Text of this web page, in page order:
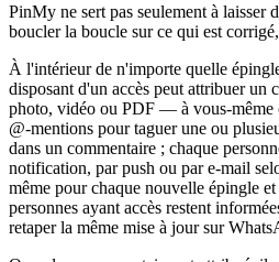
PinMy ne sert pas seulement à
boucler la boucle sur ce qui est
À l'intérieur de n'importe quelle
disposant d'un accès peut attribuer
photo, vidéo ou PDF — à vous-même
@-mentions pour taguer une ou
dans un commentaire ; chaque
notification, par push ou par e-mail
même pour chaque nouvelle épingle
personnes ayant accès restent
retaper la même mise à jour sur